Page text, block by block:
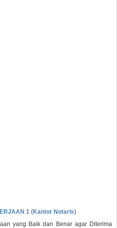
1 (Kantor Notaris)
yang Baik dan Benar agar Diterima